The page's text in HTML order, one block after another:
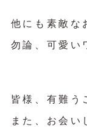
他にも素敵な
勿論、可愛い
皆様、有難う
また、お会い